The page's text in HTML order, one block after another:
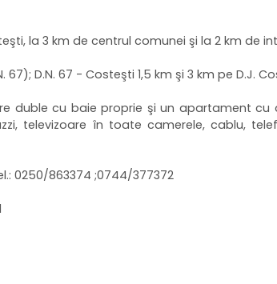
la 3 km de centrul comunei şi la 2 km de
67); D.N. 67 - Costeşti 1,5 km şi 3 km pe D.J.
duble cu baie proprie şi un apartament
televizoare în toate camerele, cablu,
0250/863374 ;0744/377372